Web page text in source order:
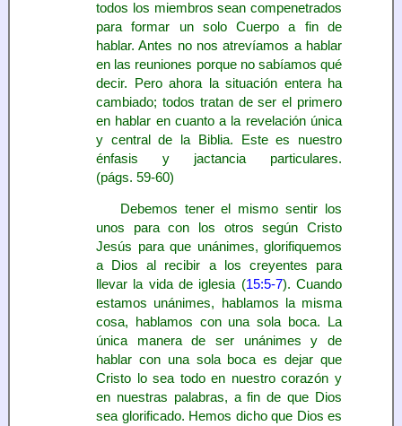
todos los miembros sean compenetrados
para formar un solo Cuerpo a fin de
hablar. Antes no nos atrevíamos a hablar
en las reuniones porque no sabíamos qué
decir. Pero ahora la situación entera ha
cambiado; todos tratan de ser el primero
en hablar en cuanto a la revelación única
y central de la Biblia. Este es nuestro
énfasis y jactancia particulares.
(págs. 59-60)
Debemos tener el mismo sentir los
unos para con los otros según Cristo
Jesús para que unánimes, glorifiquemos
a Dios al recibir a los creyentes para
llevar la vida de iglesia (15:5-7). Cuando
estamos unánimes, hablamos la misma
cosa, hablamos con una sola boca. La
única manera de ser unánimes y de
hablar con una sola boca es dejar que
Cristo lo sea todo en nuestro corazón y
en nuestras palabras, a fin de que Dios
sea glorificado. Hemos dicho que Dios es